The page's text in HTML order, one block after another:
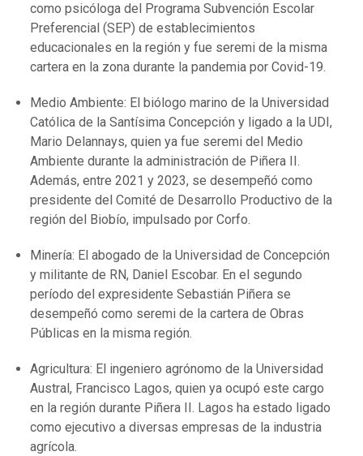
como psicóloga del Programa Subvención Escolar
Preferencial (SEP) de establecimientos
educacionales en la región y fue seremi de la misma
cartera en la zona durante la pandemia por Covid-19.
Medio Ambiente: El biólogo marino de la Universidad
Católica de la Santísima Concepción y ligado a la UDI,
Mario Delannays, quien ya fue seremi del Medio
Ambiente durante la administración de Piñera II.
Además, entre 2021 y 2023, se desempeñó como
presidente del Comité de Desarrollo Productivo de la
región del Biobío, impulsado por Corfo.
Minería: El abogado de la Universidad de Concepción
y militante de RN, Daniel Escobar. En el segundo
período del expresidente Sebastián Piñera se
desempeñó como seremi de la cartera de Obras
Públicas en la misma región.
Agricultura: El ingeniero agrónomo de la Universidad
Austral, Francisco Lagos, quien ya ocupó este cargo
en la región durante Piñera II. Lagos ha estado ligado
como ejecutivo a diversas empresas de la industria
agrícola.